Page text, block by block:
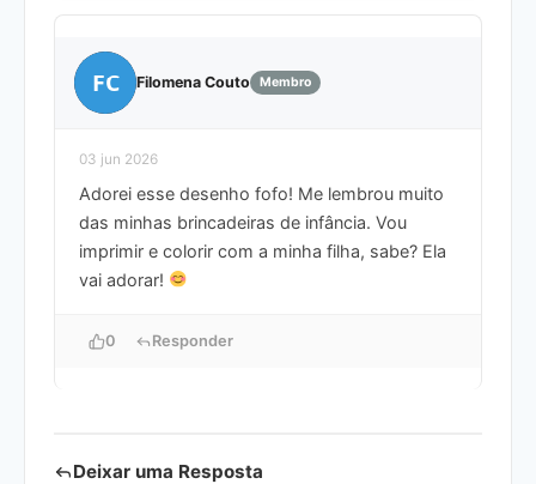
FC Filomena Couto Membro
03 jun 2026
Adorei esse desenho fofo! Me lembrou muito
das minhas brincadeiras de infância. Vou
imprimir e colorir com a minha filha, sabe? Ela
vai adorar!
0 Responder
Deixar uma Resposta